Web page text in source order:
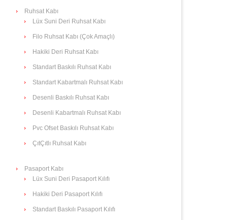
Ruhsat Kabı
Lüx Suni Deri Ruhsat Kabı
Filo Ruhsat Kabı (Çok Amaçlı)
Hakiki Deri Ruhsat Kabı
Standart Baskılı Ruhsat Kabı
Standart Kabartmalı Ruhsat Kabı
Desenli Baskılı Ruhsat Kabı
Desenli Kabartmalı Ruhsat Kabı
Pvc Ofset Baskılı Ruhsat Kabı
ÇıtÇıtlı Ruhsat Kabı
Pasaport Kabı
Lüx Suni Deri Pasaport Kılıfı
Hakiki Deri Pasaport Kılıfı
Standart Baskılı Pasaport Kılıfı